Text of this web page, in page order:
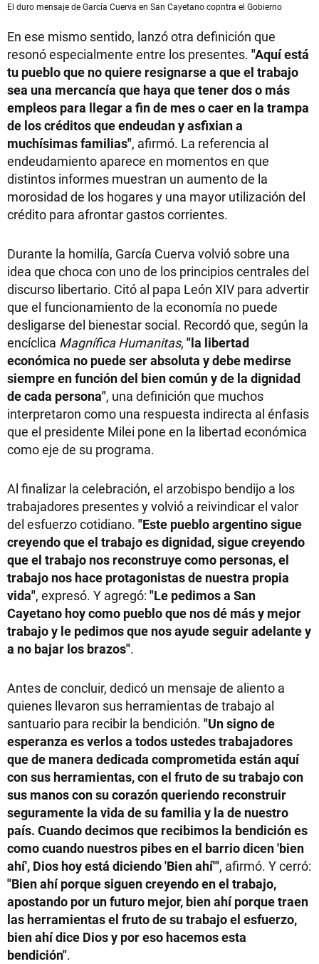
El duro mensaje de García Cuerva en San Cayetano copntra el Gobierno
En ese mismo sentido, lanzó otra definición que
resonó especialmente entre los presentes. "Aquí está
tu pueblo que no quiere resignarse a que el trabajo
sea una mercancía que haya que tener dos o más
empleos para llegar a fin de mes o caer en la trampa
de los créditos que endeudan y asfixian a
muchísimas familias", afirmó. La referencia al
endeudamiento aparece en momentos en que
distintos informes muestran un aumento de la
morosidad de los hogares y una mayor utilización del
crédito para afrontar gastos corrientes.
Durante la homilía, García Cuerva volvió sobre una
idea que choca con uno de los principios centrales del
discurso libertario. Citó al papa León XIV para advertir
que el funcionamiento de la economía no puede
desligarse del bienestar social. Recordó que, según la
encíclica Magnífica Humanitas, "la libertad
económica no puede ser absoluta y debe medirse
siempre en función del bien común y de la dignidad
de cada persona", una definición que muchos
interpretaron como una respuesta indirecta al énfasis
que el presidente Milei pone en la libertad económica
como eje de su programa.
Al finalizar la celebración, el arzobispo bendijo a los
trabajadores presentes y volvió a reivindicar el valor
del esfuerzo cotidiano. "Este pueblo argentino sigue
creyendo que el trabajo es dignidad, sigue creyendo
que el trabajo nos reconstruye como personas, el
trabajo nos hace protagonistas de nuestra propia
vida", expresó. Y agregó: "Le pedimos a San
Cayetano hoy como pueblo que nos dé más y mejor
trabajo y le pedimos que nos ayude seguir adelante y
a no bajar los brazos".
Antes de concluir, dedicó un mensaje de aliento a
quienes llevaron sus herramientas de trabajo al
santuario para recibir la bendición. "Un signo de
esperanza es verlos a todos ustedes trabajadores
que de manera dedicada comprometida están aquí
con sus herramientas, con el fruto de su trabajo con
sus manos con su corazón queriendo reconstruir
seguramente la vida de su familia y la de nuestro
país. Cuando decimos que recibimos la bendición es
como cuando nuestros pibes en el barrio dicen 'bien
ahí', Dios hoy está diciendo 'Bien ahí'", afirmó. Y cerró:
"Bien ahí porque siguen creyendo en el trabajo,
apostando por un futuro mejor, bien ahí porque traen
las herramientas el fruto de su trabajo el esfuerzo,
bien ahí dice Dios y por eso hacemos esta
bendición".